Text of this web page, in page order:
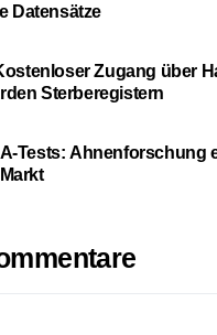
Datensätze
Zugang über
Sterberegistern
Tests: Ahnenforschung